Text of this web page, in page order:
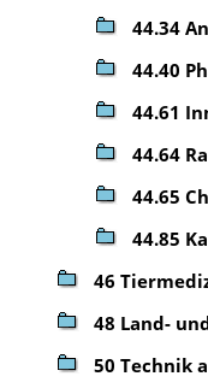
44.34
44.40
44.61
44.64
44.65
44.85
46
48 Land-
50 Technik